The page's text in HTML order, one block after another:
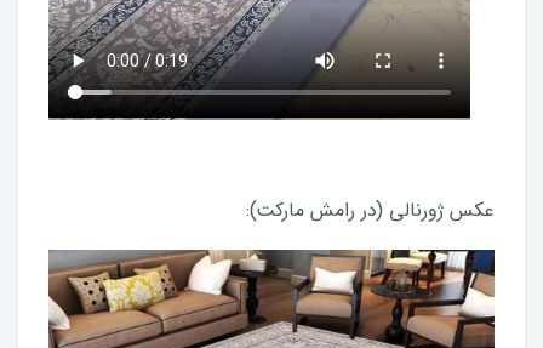
عکس ژورنالی (در رامش مارکت):